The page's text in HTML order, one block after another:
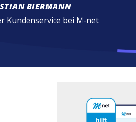
BIERMANN
Kundenservice bei M-net